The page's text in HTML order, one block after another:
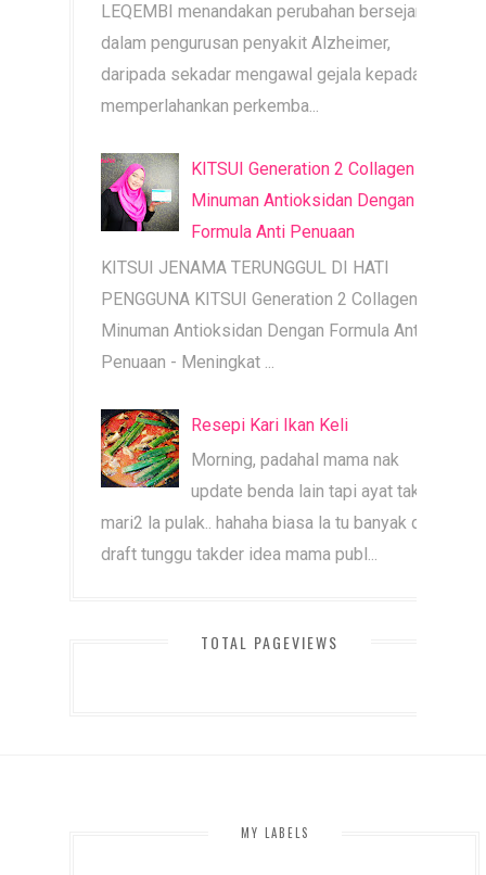
LEQEMBI menandakan perubahan bersejarah
dalam pengurusan penyakit Alzheimer,
daripada sekadar mengawal gejala kepada
memperlahankan perkemba...
KITSUI Generation 2 Collagen |
Minuman Antioksidan Dengan
Formula Anti Penuaan
KITSUI JENAMA TERUNGGUL DI HATI
PENGGUNA KITSUI Generation 2 Collagen |
Minuman Antioksidan Dengan Formula Anti
Penuaan - Meningkat ...
Resepi Kari Ikan Keli
Morning, padahal mama nak
update benda lain tapi ayat tak
mari2 la pulak.. hahaha biasa la tu banyak dah
draft tunggu takder idea mama publ...
TOTAL PAGEVIEWS
MY LABELS